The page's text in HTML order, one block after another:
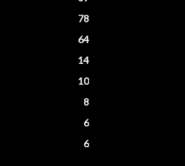
78
64
14
10
8
6
6